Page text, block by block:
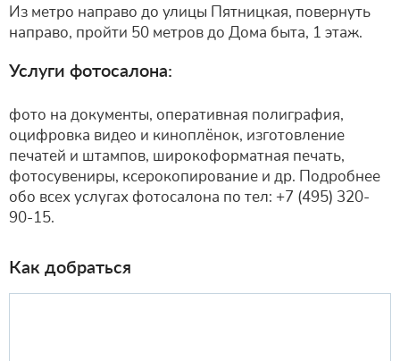
Из метро направо до улицы Пятницкая, повернуть
направо, пройти 50 метров до Дома быта, 1 этаж.
Услуги фотосалона:
фото на документы, оперативная полиграфия,
оцифровка видео и киноплёнок, изготовление
печатей и штампов, широкоформатная печать,
фотосувениры, ксерокопирование и др. Подробнее
обо всех услугах фотосалона по тел: +7 (495) 320-
90-15.
Как добраться